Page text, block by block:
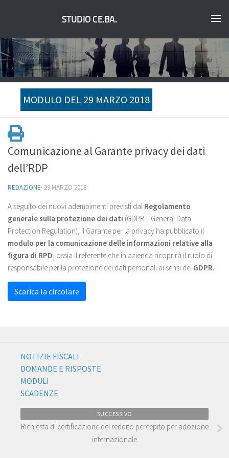
STUDIO CE.BA.
MODULO DEL 29 MARZO 2018
Comunicazione al Garante privacy dei dati
dell’RDP
REDAZIONE· 29 MARZO 2018
A seguito dei nuovi adempimenti previsti dal Regolamento
generale sulla protezione dei dati (GDPR – General Data
Protection Regulation), il Garante per la privacy ha pubblicato il
modulo per la comunicazione delle informazioni relative alla
figura di RPD, ossia il referente che in azienda ricoprirà il ruolo di
responsabile per la protezione dei dati personali ai sensi del GDPR.
Scarica la circolare
NOTIZIE FISCALI
DOMANDE E RISPOSTE
MODULI
SCADENZE
SUCCESSIVO
Richiesta di certificazione del reddito percepito per adozione
internazionale